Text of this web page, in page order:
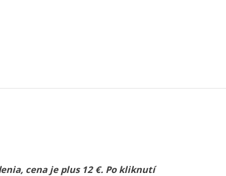
cena je plus 12 €. Po kliknutí